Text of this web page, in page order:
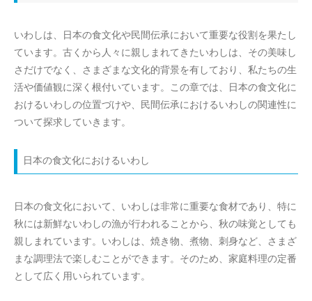
いわしは、日本の食文化や民間伝承において重要な役割を果たし
ています。古くから人々に親しまれてきたいわしは、その美味し
さだけでなく、さまざまな文化的背景を有しており、私たちの生
活や価値観に深く根付いています。この章では、日本の食文化に
おけるいわしの位置づけや、民間伝承におけるいわしの関連性に
ついて探求していきます。
日本の食文化におけるいわし
日本の食文化において、いわしは非常に重要な食材であり、特に
秋には新鮮ないわしの漁が行われることから、秋の味覚としても
親しまれています。いわしは、焼き物、煮物、刺身など、さまざ
まな調理法で楽しむことができます。そのため、家庭料理の定番
として広く用いられています。